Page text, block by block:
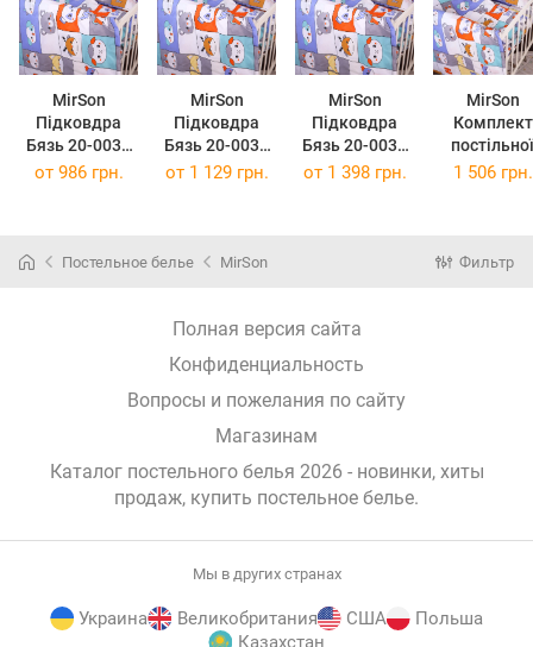
MirSon
Підковдра
Бязь 20-0039
Zoo alphabet
MirSon
Підковдра
Бязь 20-0039
Zoo alphabet
MirSon
Підковдра
Бязь 20-0039
Zoo alphabet
MirSon
Комплект
постільної
білизни
143х210
от 986 грн. от 1 129 грн. от 1 398 грн. 1 506 грн.
Постельное белье MirSon Фильтр
Полная версия сайта
Конфиденциальность
Вопросы и пожелания по сайту
Магазинам
Каталог постельного белья 2026 - новинки, хиты
продаж, купить постельное белье.
Мы в других странах
Украина Великобритания США
Польша
Казахстан